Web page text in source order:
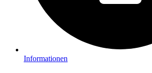
Informationen